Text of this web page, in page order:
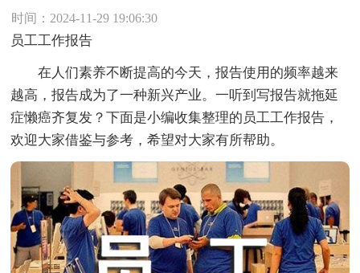
时间：2024-11-29 19:06:30
员工工作报告
在人们素养不断提高的今天，报告使用的频率越来
越高，报告成为了一种新兴产业。一听到写报告就拖延
症懒癌齐复发？下面是小编收集整理的员工工作报告，
欢迎大家借鉴与参考，希望对大家有所帮助。